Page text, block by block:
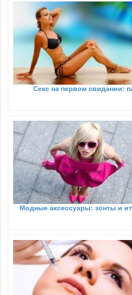
Секс на первом свидании:
Модные аксессуары: зонты и